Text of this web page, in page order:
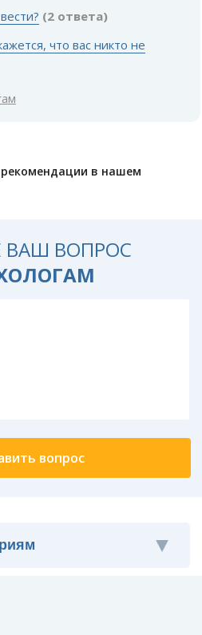
(2 ответа)
что вас никто не
в нашем
ВАШ ВОПРОС